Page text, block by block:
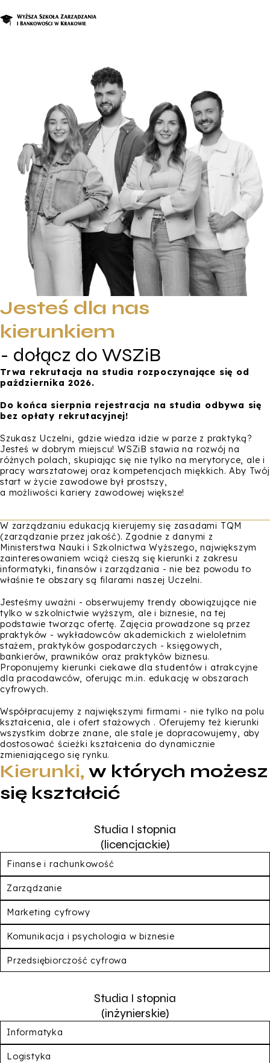
Studia podyplomowe i kursy
Kandydat
Student
Biznes
Zapisz się na studia
Jesteś dla nas
kierunkiem
- dołącz do WSZiB
Trwa rekrutacja na studia rozpoczynające się od
października 2026.
Do końca sierpnia rejestracja na studia odbywa się
bez opłaty rekrutacyjnej!
Szukasz Uczelni, gdzie wiedza idzie w parze z praktyką?
Jesteś w dobrym miejscu! WSZiB stawia na rozwój na
różnych polach, skupiając się nie tylko na merytoryce, ale i
pracy warsztatowej oraz kompetencjach miękkich. Aby Twój
start w życie zawodowe był prostszy,
a możliwości kariery zawodowej większe!
W zarządzaniu edukacją kierujemy się zasadami TQM
(zarządzanie przez jakość). Zgodnie z danymi z
Ministerstwa Nauki i Szkolnictwa Wyższego, największym
zainteresowaniem wciąż cieszą się kierunki z zakresu
informatyki, finansów i zarządzania - nie bez powodu to
właśnie te obszary są filarami naszej Uczelni.
Jesteśmy uważni - obserwujemy trendy obowiązujące nie
tylko w szkolnictwie wyższym, ale i biznesie, na tej
podstawie tworząc ofertę. Zajęcia prowadzone są przez
praktyków - wykładowców akademickich z wieloletnim
stażem, praktyków gospodarczych - księgowych,
bankierów, prawników oraz praktyków biznesu.
Proponujemy kierunki ciekawe dla studentów i atrakcyjne
dla pracodawców, oferując m.in. edukację w obszarach
cyfrowych.
Współpracujemy z największymi firmami - nie tylko na polu
kształcenia, ale i ofert stażowych . Oferujemy też kierunki
wszystkim dobrze znane, ale stale je dopracowujemy, aby
dostosować ścieżki kształcenia do dynamicznie
zmieniającego się rynku.
Kierunki, w których możesz
się kształcić
Studia I stopnia
(licencjackie)
Finanse i rachunkowość
Zarządzanie
Marketing cyfrowy
Komunikacja i psychologia w biznesie
Przedsiębiorczość cyfrowa
Studia I stopnia
(inżynierskie)
Informatyka
Logistyka